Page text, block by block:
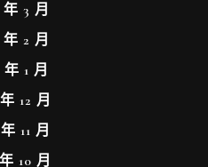
年 3 月
年 2 月
年 1 月
12 月
11 月
10 月